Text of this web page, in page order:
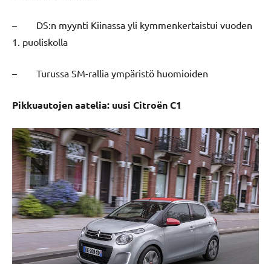
– DS:n myynti Kiinassa yli kymmenkertaistui vuoden
1. puoliskolla
– Turussa SM-rallia ympäristö huomioiden
Pikkuautojen aatelia: uusi Citroën C1